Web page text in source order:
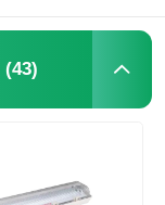
(43)